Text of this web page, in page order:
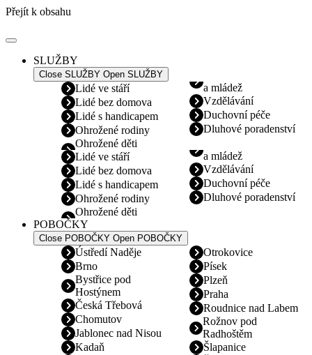
Přejít k obsahu
SLUŽBY
Close SLUŽBY Open SLUŽBY
Lidé ve stáří
Lidé bez domova
Lidé s handicapem
Ohrožené rodiny
Ohrožené děti
a mládež
Vzdělávání
Duchovní péče
Dluhové poradenství
Lidé ve stáří
Lidé bez domova
Lidé s handicapem
Ohrožené rodiny
Ohrožené děti
a mládež
Vzdělávání
Duchovní péče
Dluhové poradenství
POBOČKY
Close POBOČKY Open POBOČKY
Ústředí Naděje
Brno
Bystřice pod
Hostýnem
Česká Třebová
Chomutov
Jablonec nad Nisou
Kadaň
Otrokovice
Písek
Plzeň
Praha
Roudnice nad Labem
Rožnov pod
Radhoštěm
Šlapanice